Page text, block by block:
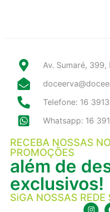
Av. Sumaré,
Telefone: 16
Whatsapp: 16
RECEBA NOSSAS
PROMOÇÕES
além de
exclusivos!
SiGA NOSSAS REDE